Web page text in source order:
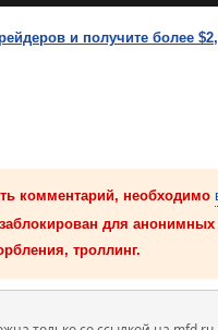
и получите более
комментарий, необходимо
для анонимных
троллинг.